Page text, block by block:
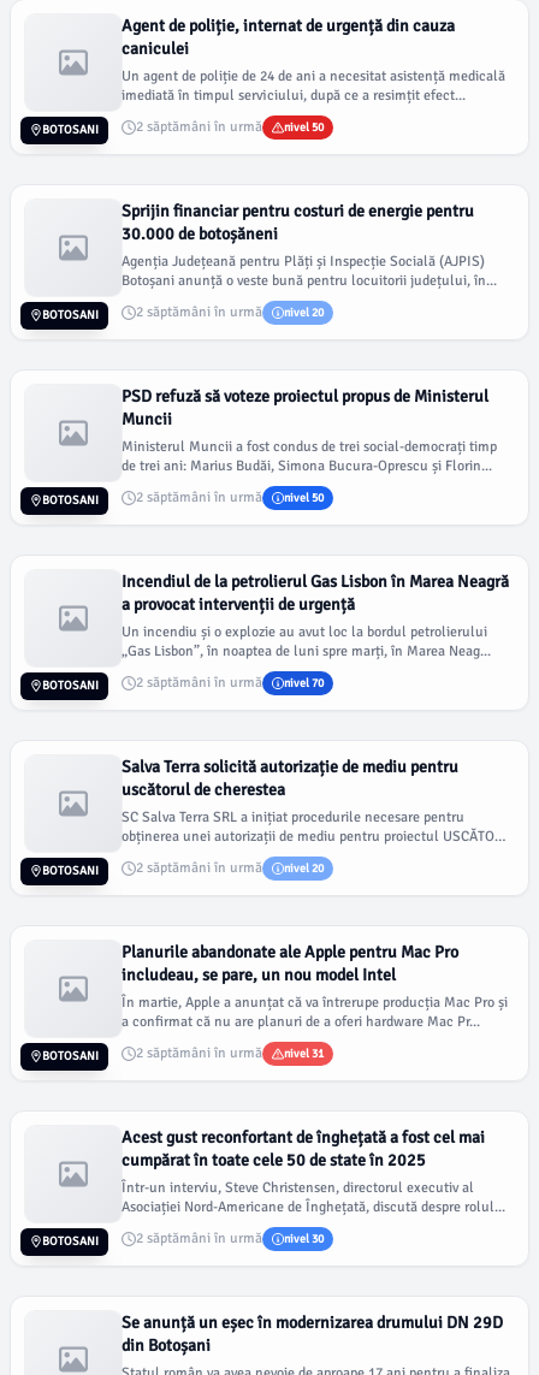
Agent de poliție, internat de urgență din cauza
caniculei
Un agent de poliție de 24 de ani a necesitat asistență medicală
imediată în timpul serviciului, după ce a resimțit efect...
2 săptămâni în urmă
nivel 50
BOTOSANI
Sprijin financiar pentru costuri de energie pentru
30.000 de botoșăneni
Agenția Județeană pentru Plăți și Inspecție Socială (AJPIS)
Botoșani anunță o veste bună pentru locuitorii județului, în...
2 săptămâni în urmă
nivel 20
BOTOSANI
PSD refuză să voteze proiectul propus de Ministerul
Muncii
Ministerul Muncii a fost condus de trei social-democrați timp
de trei ani: Marius Budăi, Simona Bucura-Oprescu și Florin...
2 săptămâni în urmă
nivel 50
BOTOSANI
Incendiul de la petrolierul Gas Lisbon în Marea Neagră
a provocat intervenții de urgență
Un incendiu și o explozie au avut loc la bordul petrolierului
„Gas Lisbon”, în noaptea de luni spre marți, în Marea Neag...
2 săptămâni în urmă
nivel 70
BOTOSANI
Salva Terra solicită autorizație de mediu pentru
uscătorul de cherestea
SC Salva Terra SRL a inițiat procedurile necesare pentru
obținerea unei autorizații de mediu pentru proiectul USCĂTOR
2 săptămâni în urmă nivel 20
BOTOSANI
Planurile abandonate ale Apple pentru Mac Pro
includeau, se pare, un nou model Intel
În martie, Apple a anunțat că va întrerupe producția Mac Pro și
a confirmat că nu are planuri de a oferi hardware Mac Pr...
2 săptămâni în urmă
nivel 31
BOTOSANI
Acest gust reconfortant de înghețată a fost cel mai
cumpărat în toate cele 50 de state în 2025
Într-un interviu, Steve Christensen, directorul executiv al
Asociației Nord-Americane de Înghețată, discută despre rolul...
2 săptămâni în urmă
nivel 30
BOTOSANI
Se anunță un eșec în modernizarea drumului DN 29D
din Botoșani